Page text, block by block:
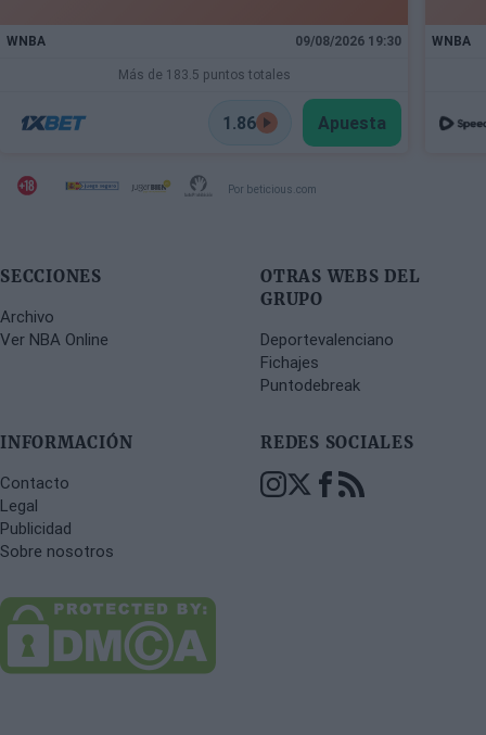
WNBA 09/08/2026 19:30
Más de 183.5 puntos totales
1.86 Apuesta
WNBA
Por beticious.com
SECCIONES
Archivo
Ver NBA Online
OTRAS WEBS DEL
GRUPO
Deportevalenciano
Fichajes
Puntodebreak
INFORMACIÓN
Contacto
Legal
Publicidad
Sobre nosotros
REDES SOCIALES